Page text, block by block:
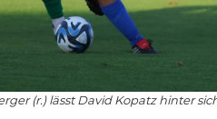
(r.) lässt David Kopatz hinter